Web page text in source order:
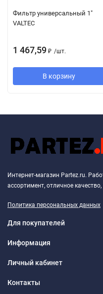
Фильтр универсальный 1"
VALTEC
1 467,59 ₽ /шт.
В корзину
Интернет-магазин Partez.ru.
ассортимент, отличное
Политика персональных данных
Для покупателей
Информация
Личный кабинет
Контакты